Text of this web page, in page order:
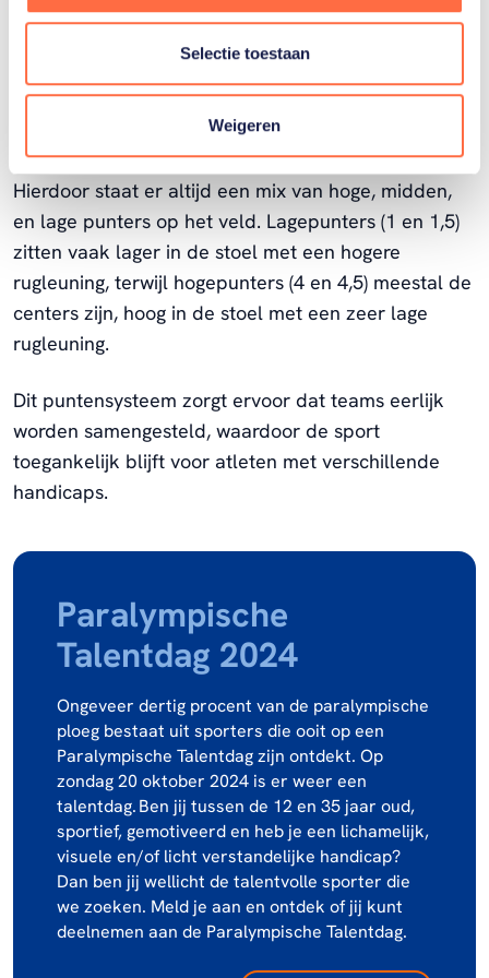
Selectie toestaan
Weigeren
basis van hun handicap. Elke speler krijgt een score
tussen 1 (zwaarste handicap) en 4,5 (lichtste
handicap). Het totale aantal punten van de vijf
spelers op het veld mag niet hoger zijn dan 14.
Hierdoor staat er altijd een mix van hoge, midden,
en lage punters op het veld. Lagepunters (1 en 1,5)
zitten vaak lager in de stoel met een hogere
rugleuning, terwijl hogepunters (4 en 4,5) meestal de
centers zijn, hoog in de stoel met een zeer lage
rugleuning.
Dit puntensysteem zorgt ervoor dat teams eerlijk
worden samengesteld, waardoor de sport
toegankelijk blijft voor atleten met verschillende
handicaps.
Paralympische
Talentdag 2024
Ongeveer dertig procent van de paralympische
ploeg bestaat uit sporters die ooit op een
Paralympische Talentdag zijn ontdekt. Op
zondag 20 oktober 2024 is er weer een
talentdag. Ben jij tussen de 12 en 35 jaar oud,
sportief, gemotiveerd en heb je een lichamelijk,
visuele en/of licht verstandelijke handicap?
Dan ben jij wellicht de talentvolle sporter die
we zoeken. Meld je aan en ontdek of jij kunt
deelnemen aan de Paralympische Talentdag.